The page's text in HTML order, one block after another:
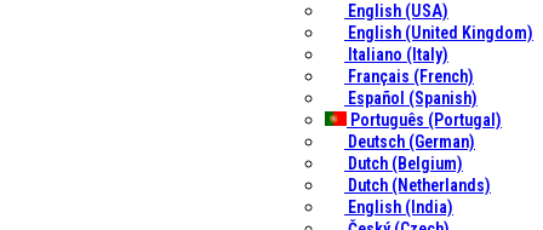
English (USA)
English (United Kingdom)
Italiano (Italy)
Français (French)
Español (Spanish)
Português (Portugal)
Deutsch (German)
Dutch (Belgium)
Dutch (Netherlands)
English (India)